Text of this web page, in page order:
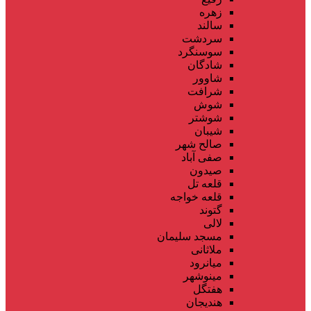
زهره
سالند
سردشت
سوسنگرد
شادگان
شاوور
شرافت
شوش
شوشتر
شیبان
صالح شهر
صفی آباد
صیدون
قلعه تل
قلعه خواجه
گتوند
لالی
مسجد سلیمان
ملاثانی
میانرود
مینوشهر
هفتگل
هندیجان